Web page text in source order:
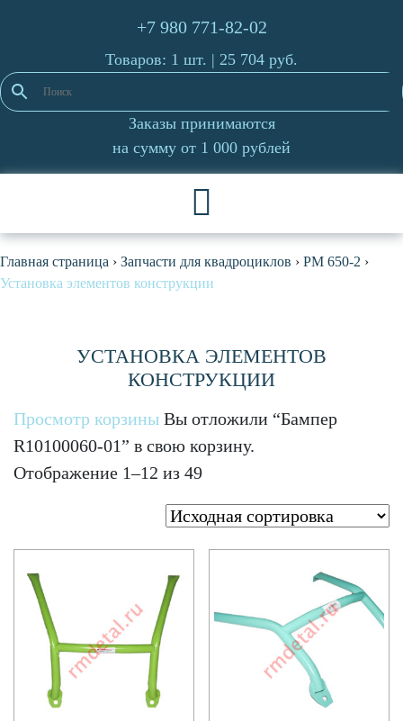
+7 980 771-82-02
Товаров: 1 шт. | 25 704 руб.
Заказы принимаются
на сумму от 1 000 рублей
Главная страница › Запчасти для квадроциклов › РМ 650-2 ›
Установка элементов конструкции
УСТАНОВКА ЭЛЕМЕНТОВ
КОНСТРУКЦИИ
Просмотр корзины Вы отложили “Бампер
R10100060-01” в свою корзину.
Отображение 1–12 из 49